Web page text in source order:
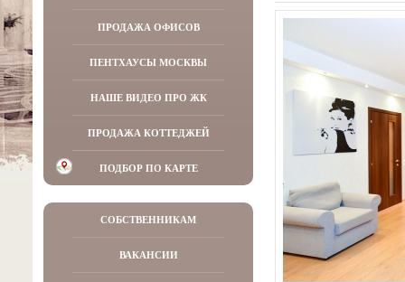
ПРОДАЖА ОФИСОВ
ПЕНТХАУСЫ МОСКВЫ
НАШЕ ВИДЕО ПРО ЖК
ПРОДАЖА КОТТЕДЖЕЙ
ПОДБОР ПО КАРТЕ
СОБСТВЕННИКАМ
ВАКАНСИИ